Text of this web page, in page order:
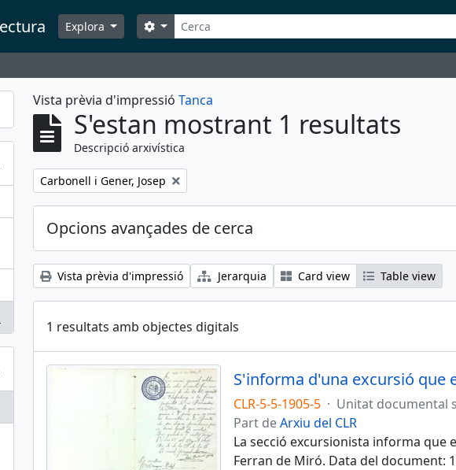
Explora Cerca
Search options
Vista prèvia d'impressió Tanca
S'estan mostrant 1 resultats
Descripció arxivística
Remove filter:
Carbonell i Gener, Josep
Opcions avançades de cerca
Vista prèvia d'impressió Jerarquia Card view Table view
1 resultats amb objectes digitals
S'informa d'una excursió que
CLR-5-5-1905-5 · Unitat documental
Part deArxiu del CLR
La secció excursionista informa que
Ferran de Miró. Data del document: